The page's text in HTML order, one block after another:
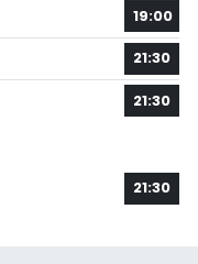
19:00
21:30
21:30
21:30